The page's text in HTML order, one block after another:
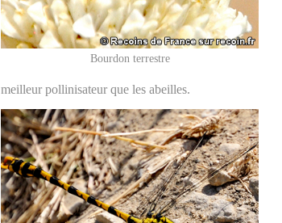
Bourdon terrestre
meilleur pollinisateur que les abeilles.